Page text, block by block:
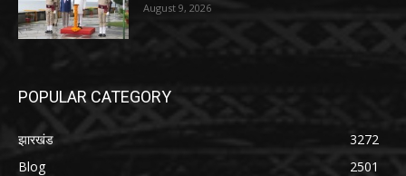
August 9, 2026
POPULAR CATEGORY
झारखंड
3272
Blog
2501